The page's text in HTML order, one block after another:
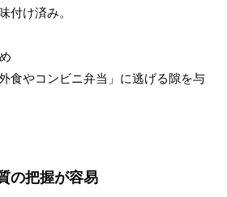
付け済み。
食やコンビニ弁当」に逃げる隙を与
の把握が容易